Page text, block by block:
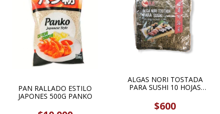
PAN RALLADO ESTILO
JAPONES 500G PANKO
ALGAS NORI TOSTADA
PARA SUSHI 10 HOJAS
$600